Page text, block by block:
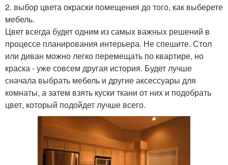
2. выбор цвета окраски помещения до того, как выберете
мебель.
Цвет всегда будет одним из самых важных решений в
процессе планирования интерьера. Не спешите. Стол
или диван можно легко перемещать по квартире, но
краска - уже совсем другая история. Будет лучше
сначала выбрать мебель и другие аксессуары для
комнаты, а затем взять куски ткани от них и подобрать
цвет, который подойдет лучше всего.